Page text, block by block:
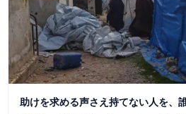
助けを求める声さえ持てない人を、